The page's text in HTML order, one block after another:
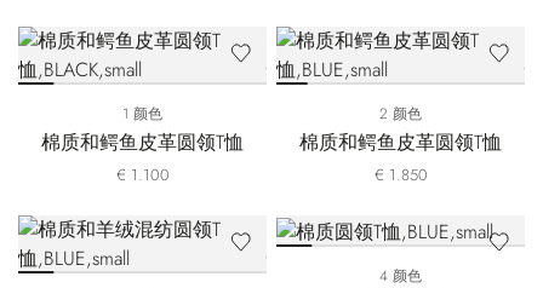
1 颜色
棉质和鳄鱼皮革圆领T恤
€ 1.100
2 颜色
棉质和鳄鱼皮革圆领T恤
€ 1.850
4 颜色